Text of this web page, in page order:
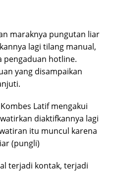
maraknya pungutan liar
lagi tilang manual,
pengaduan hotline.
yang disampaikan
Latif mengakui
diaktifkannya lagi
itu muncul karena
(pungli)
terjadi kontak, terjadi